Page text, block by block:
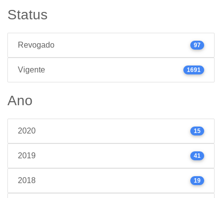
Status
Revogado 97
Vigente 1691
Ano
2020 15
2019 41
2018 19